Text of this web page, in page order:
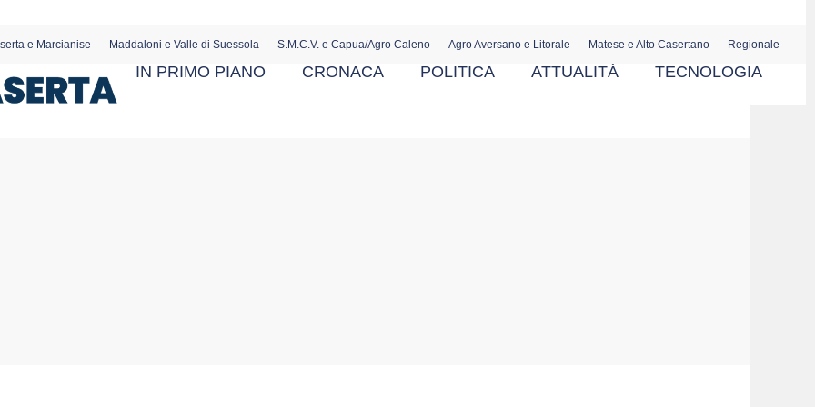
e Marcianise Maddaloni e Valle di Suessola S.M.C.V. e Capua/Agro Caleno Agro Aversano e Litorale Matese e Alto Casertano Regionale
IN PRIMO PIANO CRONACA POLITICA ATTUALITÀ TECNOLOGIA